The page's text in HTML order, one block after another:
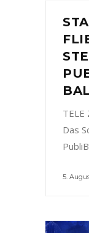
TELE
Das
5.